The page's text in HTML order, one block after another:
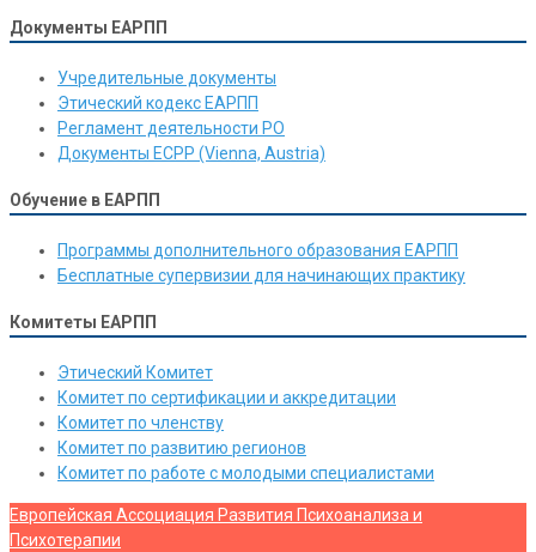
Документы ЕАРПП
Учредительные документы
Этический кодекс ЕАРПП
Регламент деятельности РО
Документы ЕСРР (Vienna, Austria)
Обучение в ЕАРПП
Программы дополнительного образования ЕАРПП
Бесплатные супервизии для начинающих практику
Комитеты ЕАРПП
Этический Комитет
Комитет по сертификации и аккредитации
Комитет по членству
Комитет по развитию регионов
Комитет по работе с молодыми специалистами
Европейская Ассоциация Развития Психоанализа и
Психотерапии